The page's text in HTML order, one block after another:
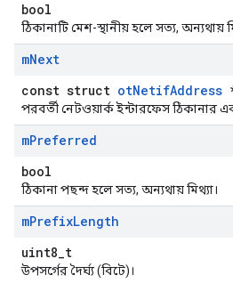
bool
ঠিকানাটি মেশ-স্থানীয় হলে সত্য, অন্যথায়
mNext
const struct otNetifAddress
পরবর্তী নেটওয়ার্ক ইন্টারফেস ঠিকানার
mPreferred
bool
ঠিকানা পছন্দ হলে সত্য, অন্যথায় মিথ্যা।
mPrefixLength
uint8_t
উপসর্গের দৈর্ঘ্য (বিটে)।